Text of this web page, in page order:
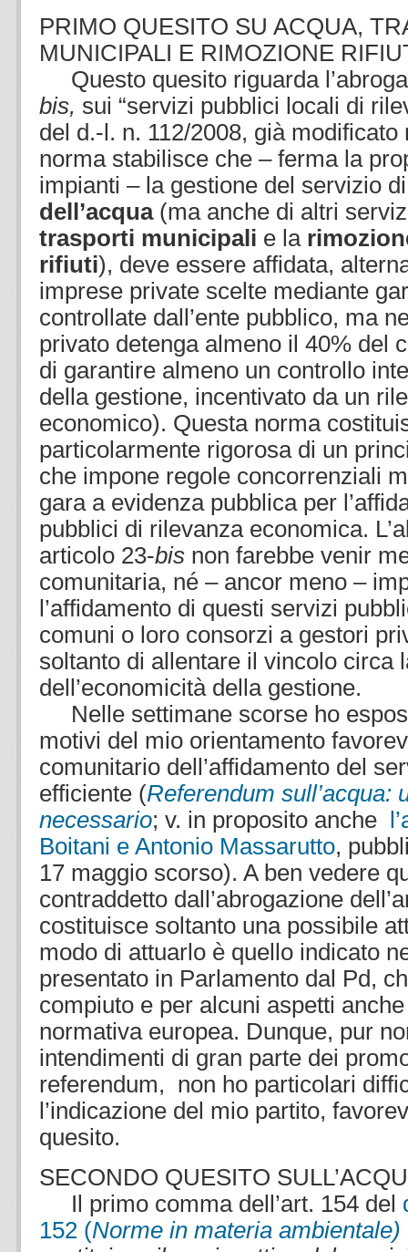
PRIMO QUESITO SU ACQUA,
MUNICIPALI E RIMOZIONE
Questo quesito riguarda
bis, sui “servizi pubblici locali di
del d.-l. n. 112/2008, già modificato
norma stabilisce che – ferma la
impianti – la gestione del servizio
dell’acqua(ma anche di altri
trasporti municipali e la
rifiuti), deve essere affidata,
imprese private scelte mediante
controllate dall’ente pubblico, ma
privato detenga almeno il 40% del
di garantire almeno un controllo
della gestione, incentivato da un
economico). Questa norma
particolarmente rigorosa di un
che impone regole concorrenziali
gara a evidenza pubblica per
pubblici di rilevanza economica.
articolo 23-bis non farebbe venir
comunitaria, né – ancor meno –
l’affidamento di questi servizi
comuni o loro consorzi a gestori
soltanto di allentare il vincolo circa
dell’economicità della gestione.
Nelle settimane scorse ho
motivi del mio orientamento
comunitario dell’affidamento del
efficiente (Referendum sull’acqua:
necessario; v. in proposito anche
Boitani e Antonio Massarutto,
17 maggio scorso). A ben vedere
contraddetto dall’abrogazione
costituisce soltanto una possibile
modo di attuarlo è quello indicato
presentato in Parlamento dal Pd,
compiuto e per alcuni aspetti
normativa europea. Dunque, pur
intendimenti di gran parte dei
referendum, non ho particolari
l’indicazione del mio partito,
quesito.
SECONDO QUESITO
Il primo comma dell’art. 154 del
152 (Norme in materia ambientale)